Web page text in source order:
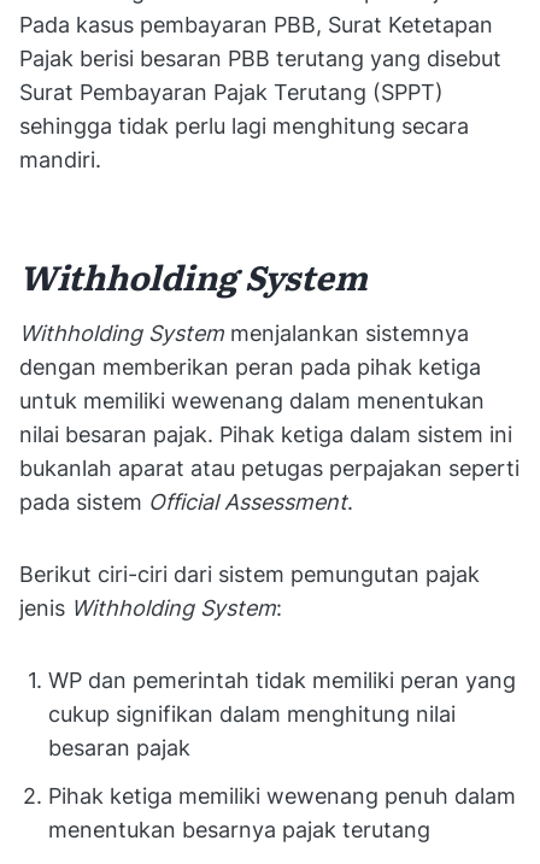
Pada kasus pembayaran PBB, Surat Ketetapan
Pajak berisi besaran PBB terutang yang disebut
Surat Pembayaran Pajak Terutang (SPPT)
sehingga tidak perlu lagi menghitung secara
mandiri.
Withholding System
Withholding System menjalankan sistemnya
dengan memberikan peran pada pihak ketiga
untuk memiliki wewenang dalam menentukan
nilai besaran pajak. Pihak ketiga dalam sistem ini
bukanlah aparat atau petugas perpajakan seperti
pada sistem Official Assessment.
Berikut ciri-ciri dari sistem pemungutan pajak
jenis Withholding System:
WP dan pemerintah tidak memiliki peran yang
cukup signifikan dalam menghitung nilai
besaran pajak
Pihak ketiga memiliki wewenang penuh dalam
menentukan besarnya pajak terutang